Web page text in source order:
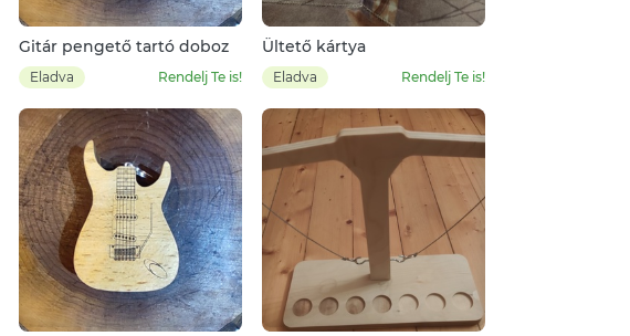
Gitár pengető tartó doboz
Eladva Rendelj Te is!
Ültető kártya
Eladva Rendelj Te is!